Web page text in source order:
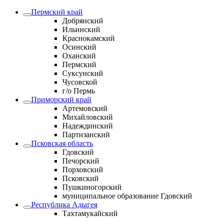
Пермский край
Добрянский
Ильинский
Краснокамский
Осинский
Оханский
Пермский
Суксунский
Чусовской
г/о Пермь
Приморский край
Артемовский
Михайловский
Надеждинский
Партизанский
Псковская область
Гдовский
Печорский
Порховский
Псковский
Пушкиногорский
муниципальное образование Гдовский
Республика Адыгея
Тахтамукайский